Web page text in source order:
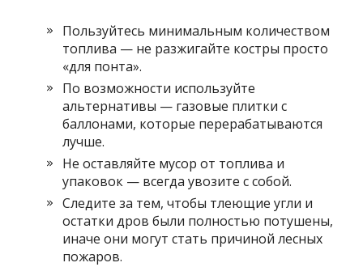
Пользуйтесь минимальным количеством
топлива — не разжигайте костры просто
«для понта».
По возможности используйте
альтернативы — газовые плитки с
баллонами, которые перерабатываются
лучше.
Не оставляйте мусор от топлива и
упаковок — всегда увозите с собой.
Следите за тем, чтобы тлеющие угли и
остатки дров были полностью потушены,
иначе они могут стать причиной лесных
пожаров.